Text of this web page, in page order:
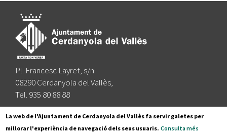
Pl. Francesc Layret, s/n
08290 Cerdanyola del Vallès,
Tel. 935 80 88 88
Segueix-nos a:
La web de l'Ajuntament de Cerdanyola del Vallès fa servir galetes per
millorar l'experiència de navegació dels seus usuaris. Consulta més